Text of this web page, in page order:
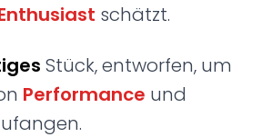
schätzt.
Stück, entworfen, um
Performance und